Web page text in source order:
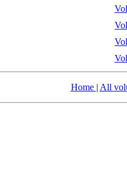
Home | All